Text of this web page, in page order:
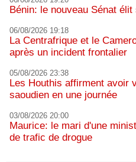
Bénin: le nouveau Sénat
06/08/2026 19:18
La Centrafrique et le
après un incident frontalier
05/08/2026 23:38
Les Houthis affirment avoir
saoudien en une journée
03/08/2026 20:00
Maurice: le mari d'une
de trafic de drogue